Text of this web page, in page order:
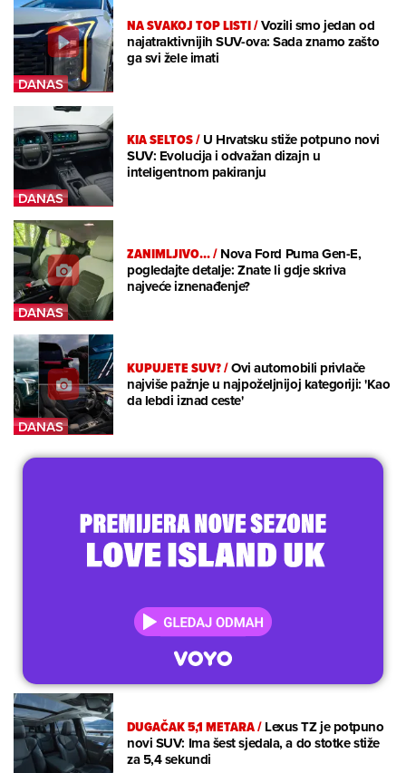
NA SVAKOJ TOP LISTI/Vozili smo jedan od
najatraktivnijih SUV-ova: Sada znamo zašto
ga svi žele imati
KIA SELTOS/U Hrvatsku stiže potpuno novi
SUV: Evolucija i odvažan dizajn u
inteligentnom pakiranju
ZANIMLJIVO.../Nova Ford Puma Gen-E,
pogledajte detalje: Znate li gdje skriva
najveće iznenađenje?
KUPUJETE SUV?/Ovi automobili privlače
najviše pažnje u najpoželjnijoj kategoriji: 'Kao
da lebdi iznad ceste'
DUGAČAK 5,1 METARA/Lexus TZ je potpuno
novi SUV: Ima šest sjedala, a do stotke stiže
za 5,4 sekundi